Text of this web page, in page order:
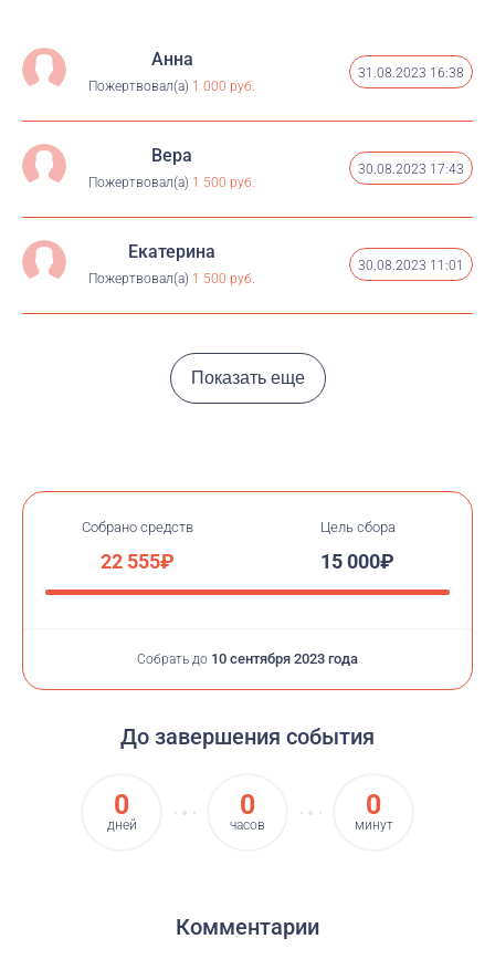
Анна
Пожертвовал(а) 1 000 руб.
31.08.2023 16:38
Вера
Пожертвовал(а) 1 500 руб.
30.08.2023 17:43
Екатерина
Пожертвовал(а) 1 500 руб.
30.08.2023 11:01
Показать еще
Собрано средств
22 555₽
Цель сбора
15 000₽
Собрать до 10 сентября 2023 года
До завершения события
0
дней
0
часов
0
минут
Комментарии